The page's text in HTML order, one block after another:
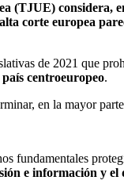
(TJUE) considera,
corte europea
de 2021 que
centroeuropeo.
en la mayor
fundamentales
e información y